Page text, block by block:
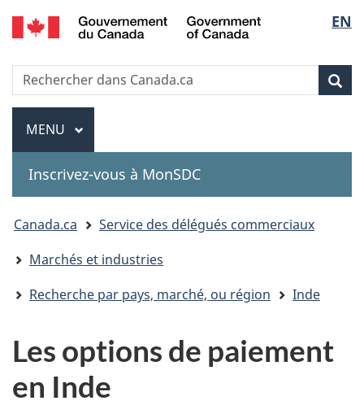
Passer
au
principal
Passer
à
Au
sujet
»
Passer
à
version
HTML
de
la
EN
Government
Recherche
Rechercher
dans
Canada.ca
Menu
MENU PRINCIPAL
Inscrivez-vous à MonSDC
You
are
here:
Canada.ca
Service des délégués commerciaux
Marchés et industries
Recherche par pays, marché, ou région
Inde
Les options de paiement
en Inde